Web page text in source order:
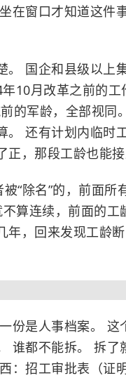
在窗口才知道这件
国企和县级以上
10月改革之前的
的军龄，全部视同
还有计划内临时
，那段工龄也能接
“除名”的，前面所
算连续，前面的工
年，回来发现工龄
是人事档案。 这
谁都不能拆。 拆了
：招工审批表（证